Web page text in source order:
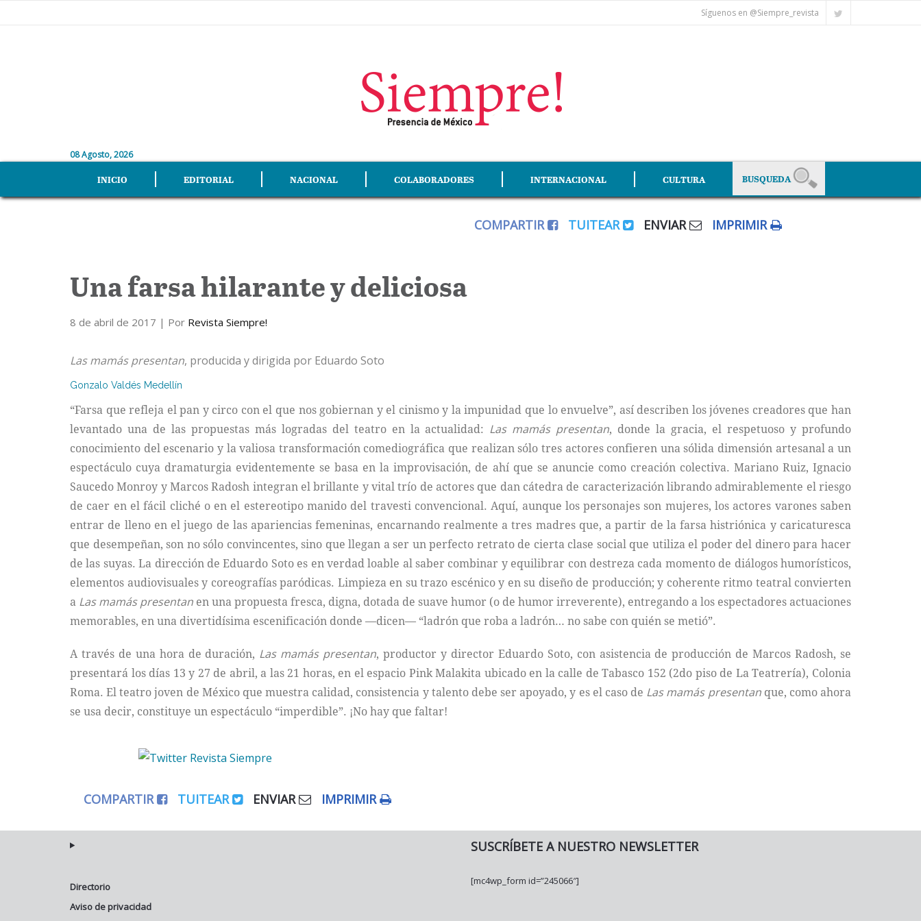
Síguenos en @Siempre_revista
08 Agosto, 2026
INICIO EDITORIAL NACIONAL COLABORADORES INTERNACIONAL CULTURA
COMPARTIR TUITEAR ENVIAR IMPRIMIR
Una farsa hilarante y deliciosa
8 de abril de 2017 | Por Revista Siempre!
Las mamás presentan, producida y dirigida por Eduardo Soto
Gonzalo Valdés Medellín
“Farsa que refleja el pan y circo con el que nos gobiernan y el cinismo y la impunidad que lo envuelve”, así describen los jóvenes creadores que han
levantado una de las propuestas más logradas del teatro en la actualidad: Las mamás presentan, donde la gracia, el respetuoso y profundo
conocimiento del escenario y la valiosa transformación comediográfica que realizan sólo tres actores confieren una sólida dimensión artesanal a un
espectáculo cuya dramaturgia evidentemente se basa en la improvisación, de ahí que se anuncie como creación colectiva. Mariano Ruiz, Ignacio
Saucedo Monroy y Marcos Radosh integran el brillante y vital trío de actores que dan cátedra de caracterización librando admirablemente el riesgo
de caer en el fácil cliché o en el estereotipo manido del travesti convencional. Aquí, aunque los personajes son mujeres, los actores varones saben
entrar de lleno en el juego de las apariencias femeninas, encarnando realmente a tres madres que, a partir de la farsa histriónica y caricaturesca
que desempeñan, son no sólo convincentes, sino que llegan a ser un perfecto retrato de cierta clase social que utiliza el poder del dinero para hacer
de las suyas. La dirección de Eduardo Soto es en verdad loable al saber combinar y equilibrar con destreza cada momento de diálogos humorísticos,
elementos audiovisuales y coreografías paródicas. Limpieza en su trazo escénico y en su diseño de producción; y coherente ritmo teatral convierten
a Las mamás presentan en una propuesta fresca, digna, dotada de suave humor (o de humor irreverente), entregando a los espectadores actuaciones
memorables, en una divertidísima escenificación donde —dicen— “ladrón que roba a ladrón… no sabe con quién se metió”.
A través de una hora de duración, Las mamás presentan, productor y director Eduardo Soto, con asistencia de producción de Marcos Radosh, se
presentará los días 13 y 27 de abril, a las 21 horas, en el espacio Pink Malakita ubicado en la calle de Tabasco 152 (2do piso de La Teatrería), Colonia
Roma. El teatro joven de México que muestra calidad, consistencia y talento debe ser apoyado, y es el caso de Las mamás presentanque, como ahora
se usa decir, constituye un espectáculo “imperdible”. ¡No hay que faltar!
COMPARTIR TUITEAR ENVIAR IMPRIMIR
Directorio
Aviso de privacidad
SUSCRÍBETE A NUESTRO NEWSLETTER
[mc4wp_form id=”245066″]